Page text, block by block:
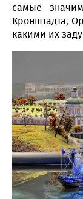
самые
Кронштадта,
какими их